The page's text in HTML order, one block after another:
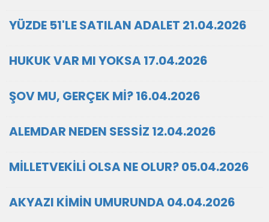
YÜZDE 51'LE SATILAN ADALET 21.04.2026
HUKUK VAR MI YOKSA 17.04.2026
ŞOV MU, GERÇEK Mİ? 16.04.2026
ALEMDAR NEDEN SESSİZ 12.04.2026
MİLLETVEKİLİ OLSA NE OLUR? 05.04.2026
AKYAZI KİMİN UMURUNDA 04.04.2026